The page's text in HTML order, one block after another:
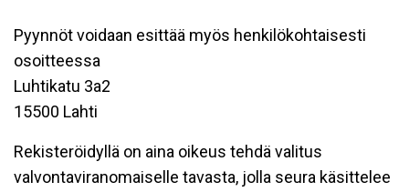
Pyynnöt voidaan esittää myös henkilökohtaisesti
osoitteessa
Luhtikatu 3a2
15500 Lahti
Rekisteröidyllä on aina oikeus tehdä valitus
valvontaviranomaiselle tavasta, jolla seura käsittelee